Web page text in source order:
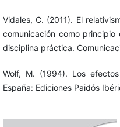
Vidales, C. (2011). El
comunicación como
disciplina práctica.
Wolf, M. (1994). Los
España: Ediciones Paidós